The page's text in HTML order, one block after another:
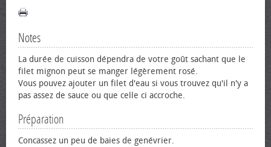
Notes
La durée de cuisson dépendra de votre goût sachant que le
filet mignon peut se manger légèrement rosé.
Vous pouvez ajouter un filet d'eau si vous trouvez qu'il n'y a
pas assez de sauce ou que celle ci accroche.
Préparation
Concassez un peu de baies de genévrier.